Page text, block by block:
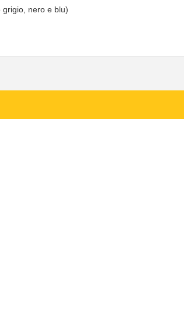
grigio, nero e blu)